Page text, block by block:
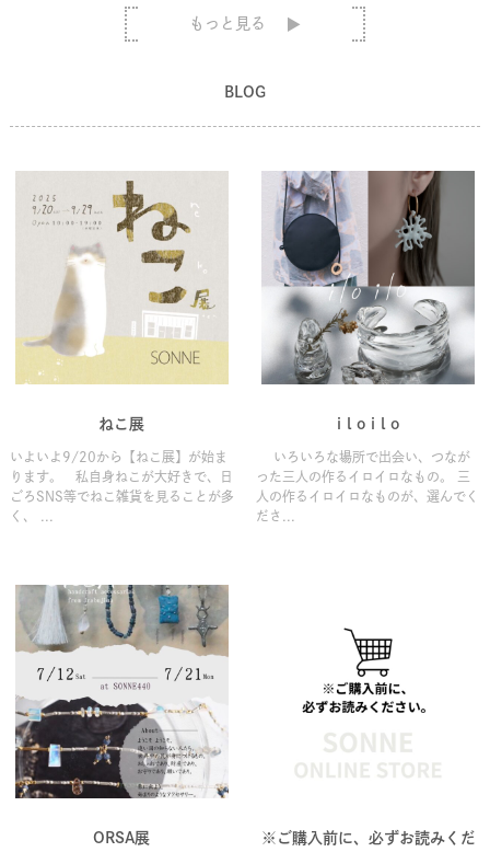
もっと見る
BLOG
ねこ展
いよいよ9/20から【ねこ展】が始ま
ります。 私自身ねこが大好きで、日
ごろSNS等でねこ雑貨を見ることが多
く、 ...
i l o i l o
いろいろな場所で出会い、つなが
った三人の作るイロイロなもの。 三
人の作るイロイロなものが、選んでく
ださ...
ORSA展
※ご購入前に、必ずお読みくだ